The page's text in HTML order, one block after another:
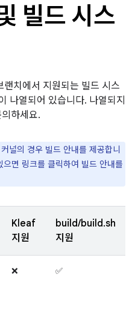
빌드 시스
치에서 지원되는 빌드 시스
나열되어 있습니다. 나열되지
하세요.
널의 경우 빌드 안내를 제공합니
면 링크를 클릭하여 빌드 안내를
Kleaf
지원
build/build.sh
지원
❌ ✅